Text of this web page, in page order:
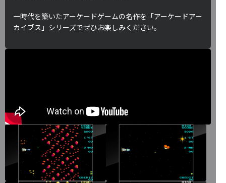
一時代を築いたアーケードゲームの名作を「アーケードアー
カイブス」シリーズでぜひお楽しみください。